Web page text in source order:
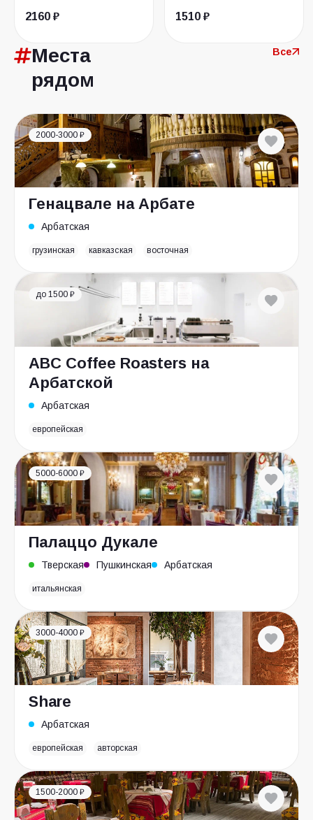
2160 ₽ 1510 ₽
Места
рядом
Все
2000-3000 ₽
Генацвале на Арбате
Арбатская
грузинская кавказская восточная
до 1500 ₽
ABC Coffee Roasters на
Арбатской
Арбатская
европейская
5000-6000 ₽
Палаццо Дукале
Тверская Пушкинская Арбатская
итальянская
3000-4000 ₽
Share
Арбатская
европейская авторская
1500-2000 ₽